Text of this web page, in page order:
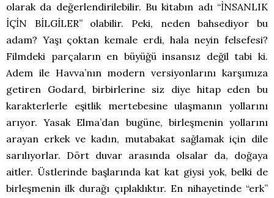
olarak da değerlendirilebilir. Bu kitabın adı “İNSANLIK
İÇİN BİLGİLER” olabilir. Peki, neden bahsediyor bu
adam? Yaşı çoktan kemale erdi, hala neyin felsefesi?
Filmdeki parçaların en büyüğü insansız değil tabi ki.
Adem ile Havva’nın modern versiyonlarını karşımıza
getiren Godard, birbirlerine siz diye hitap eden bu
karakterlerle eşitlik mertebesine ulaşmanın yollarını
arıyor. Yasak Elma’dan bugüne, birleşmenin yollarını
arayan erkek ve kadın, mutabakat sağlamak için dile
sarılıyorlar. Dört duvar arasında olsalar da, doğaya
aitler. Üstlerinde başlarında kat kat giysi yok, belki de
birleşmenin ilk durağı çıplaklıktır. En nihayetinde “erk”